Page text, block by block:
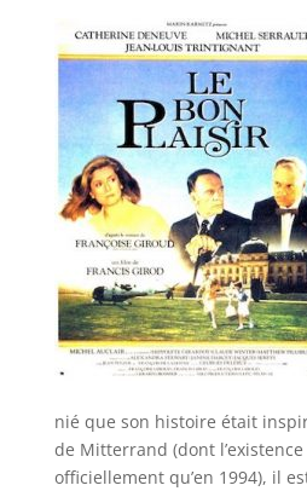
nié que son histoire était
de Mitterrand (dont
officiellement qu’en 1994), il